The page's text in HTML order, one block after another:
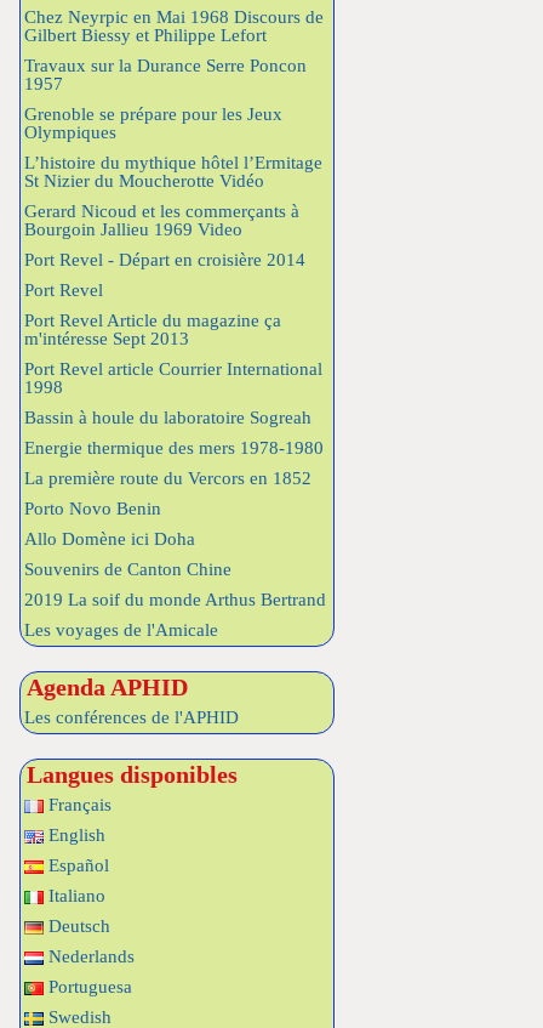
Chez Neyrpic en Mai 1968 Discours de
Gilbert Biessy et Philippe Lefort
Travaux sur la Durance Serre Poncon
1957
Grenoble se prépare pour les Jeux
Olympiques
L’histoire du mythique hôtel l’Ermitage
St Nizier du Moucherotte Vidéo
Gerard Nicoud et les commerçants à
Bourgoin Jallieu 1969 Video
Port Revel - Départ en croisière 2014
Port Revel
Port Revel Article du magazine ça
m'intéresse Sept 2013
Port Revel article Courrier International
1998
Bassin à houle du laboratoire Sogreah
Energie thermique des mers 1978-1980
La première route du Vercors en 1852
Porto Novo Benin
Allo Domène ici Doha
Souvenirs de Canton Chine
2019 La soif du monde Arthus Bertrand
Les voyages de l'Amicale
Agenda APHID
Les conférences de l'APHID
Langues disponibles
Français
English
Español
Italiano
Deutsch
Nederlands
Portuguesa
Swedish